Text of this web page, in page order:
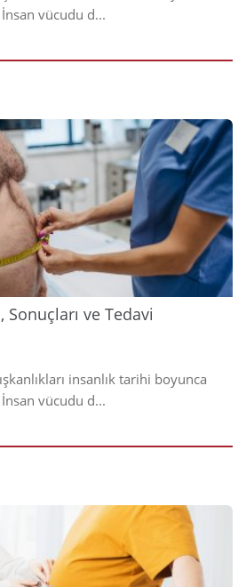
vücudu d...
2025
ve Tedavi
insanlık tarihi boyunca
vücudu d...